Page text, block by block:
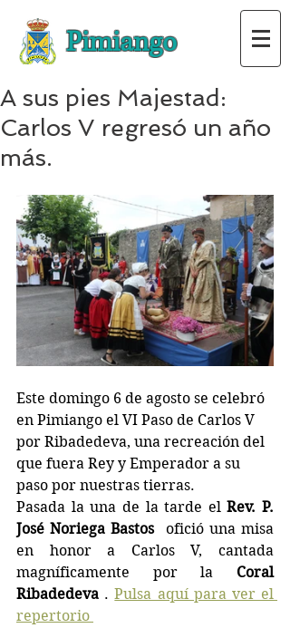
Pimiango
A sus pies Majestad:
Carlos V regresó un año
más.
Este domingo 6 de agosto se celebró
en Pimiango el VI Paso de Carlos V
por Ribadedeva, una recreación del
que fuera Rey y Emperador a su
paso por nuestras tierras.
Pasada la una de la tarde el Rev. P.
José Noriega Bastos
ofició una misa
en honor a Carlos V, cantada
magníficamente por la Coral
Ribadedeva . Pulsa aquí para ver el
repertorio